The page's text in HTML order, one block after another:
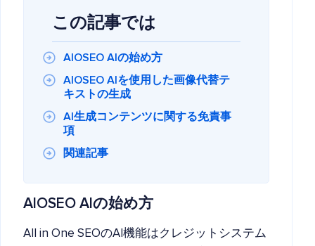
この記事では
AIOSEO AIの始め方
AIOSEO AIを使用した画像代替テ
キストの生成
AI生成コンテンツに関する免責事
項
関連記事
AIOSEO AIの始め方
All in One SEOのAI機能はクレジットシステム